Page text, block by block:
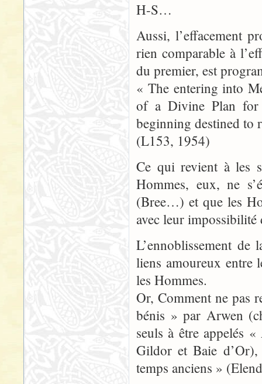
H-S…
Aussi, l’effacement
rien comparable à
du premier, est
« The entering into
of a Divine Plan for
beginning destined to
(L153, 1954)
Ce qui revient à les
Hommes, eux, ne
(Bree…) et que les
avec leur impossibilité
L’ennoblissement
liens amoureux entre
les Hommes.
Or, Comment ne pas
bénis » par Arwen
seuls à être appelés
Gildor et Baie
temps anciens »